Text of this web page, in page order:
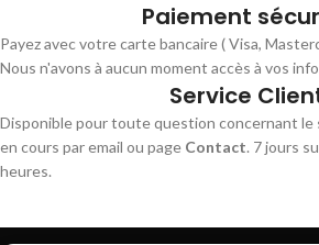
Paiement
Payez avec votre carte bancaire ( Visa,
Nous n'avons à aucun moment accès à vos
Service
Disponible pour toute question concernant le
en cours par email ou page Contact. 7 jours
heures.